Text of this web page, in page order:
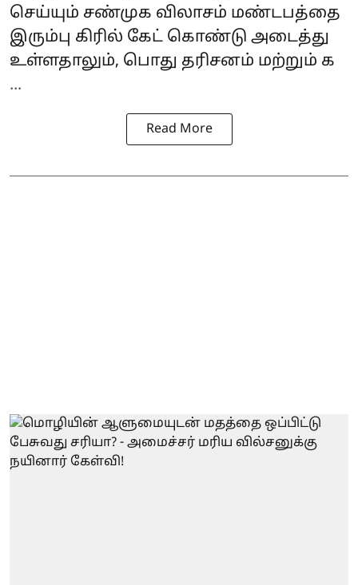
செய்யும் சண்முக விலாசம் மண்டபத்தை
இரும்பு கிரில் கேட் கொண்டு அடைத்து
உள்ளதாலும், பொது தரிசனம் மற்றும் க
...
Read More